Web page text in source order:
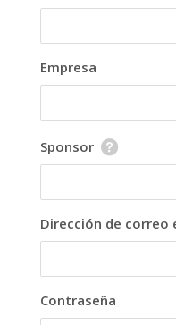
Empresa
Sponsor
Dirección de correo
Contraseña